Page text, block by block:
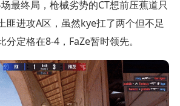
最终局，枪械劣势的CT想前压蕉道只
匪进攻A区，虽然kye扛了两个但不足
定格在8-4，FaZe暂时领先。